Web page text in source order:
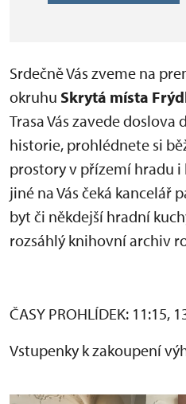
Srdečně Vás zveme na
okruhu Skrytá místa
Trasa Vás zavede
historie, prohlédnete si
prostory v přízemí hradu
jiné na Vás čeká kancelář
byt či někdejší hradní
rozsáhlý knihovní archiv
ČASY PROHLÍDEK: 11:15,
Vstupenky k zakoupení